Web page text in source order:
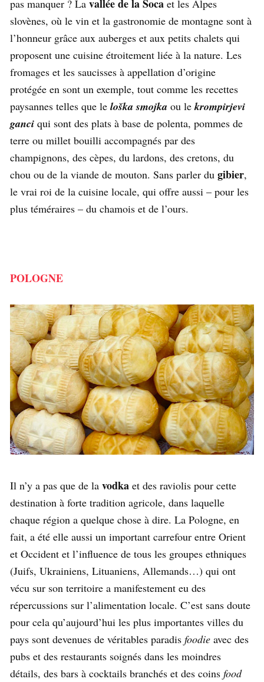
pas manquer ? La vallée de la Soca et les Alpes
slovènes, où le vin et la gastronomie de montagne sont à
l’honneur grâce aux auberges et aux petits chalets qui
proposent une cuisine étroitement liée à la nature. Les
fromages et les saucisses à appellation d’origine
protégée en sont un exemple, tout comme les recettes
paysannes telles que le loška smojka ou le krompirjevi
ganci qui sont des plats à base de polenta, pommes de
terre ou millet bouilli accompagnés par des
champignons, des cèpes, du lardons, des cretons, du
chou ou de la viande de mouton. Sans parler du gibier,
le vrai roi de la cuisine locale, qui offre aussi – pour les
plus téméraires – du chamois et de l’ours.
POLOGNE
Il n’y a pas que de la vodka et des raviolis pour cette
destination à forte tradition agricole, dans laquelle
chaque région a quelque chose à dire. La Pologne, en
fait, a été elle aussi un important carrefour entre Orient
et Occident et l’influence de tous les groupes ethniques
(Juifs, Ukrainiens, Lituaniens, Allemands…) qui ont
vécu sur son territoire a manifestement eu des
répercussions sur l’alimentation locale. C’est sans doute
pour cela qu’aujourd’hui les plus importantes villes du
pays sont devenues de véritables paradis foodie avec des
pubs et des restaurants soignés dans les moindres
détails, des bars à cocktails branchés et des coins food